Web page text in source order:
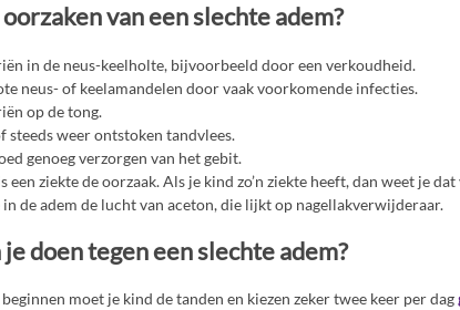
van een slechte adem?
in de neus-keelholte, bijvoorbeeld door een verkoudheid.
neus- of keelamandelen door vaak voorkomende infecties.
op de tong.
steeds weer ontstoken tandvlees.
genoeg verzorgen van het gebit.
een ziekte de oorzaak. Als je kind zo’n ziekte heeft, dan weet je
de adem de lucht van aceton, die lijkt op nagellakverwijderaar.
doen tegen een slechte adem?
moet je kind de tanden en kiezen zeker twee keer per dag